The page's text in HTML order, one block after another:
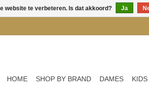
HOME SHOP BY BRAND DAMES KIDS
website te verbeteren. Is dat akkoord? Ja